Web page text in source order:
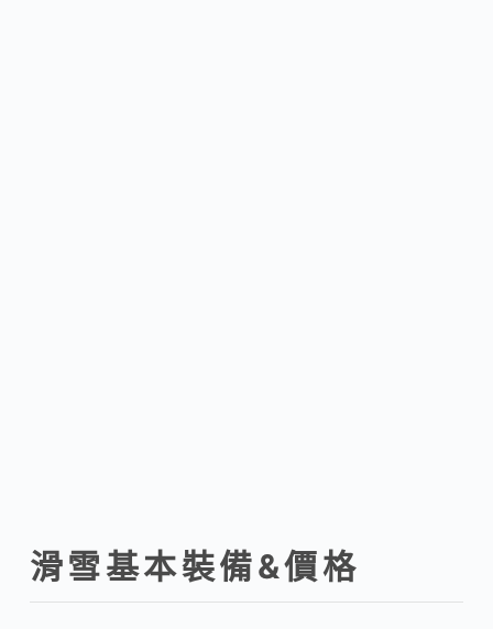
滑雪基本裝備&價格